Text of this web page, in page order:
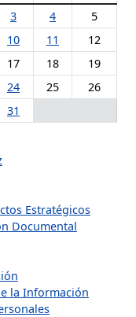
3 4
5
10 11
12
17 18
19
24 25
26
31
Estratégicos
Documental
la Información